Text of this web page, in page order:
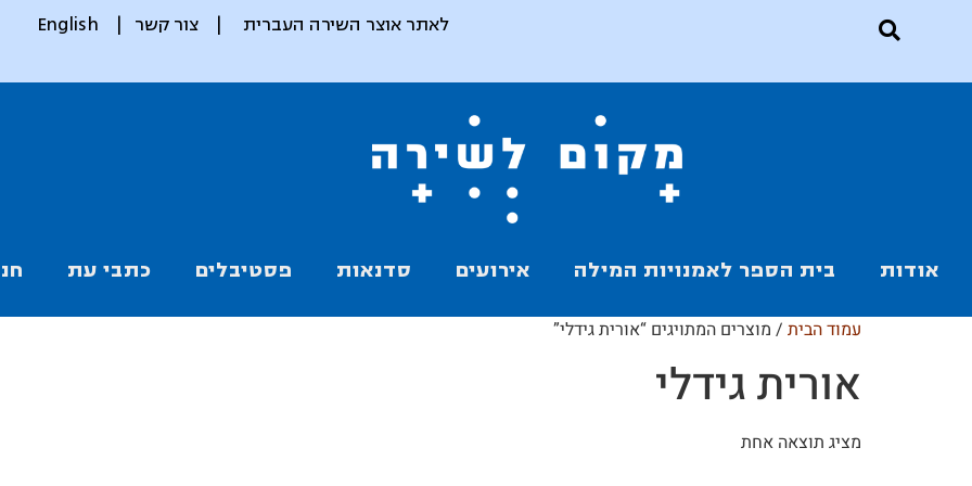
לאתר אוצר השירה העברית| צור קשר |
English
אודות בית הספר לאמנויות המילה אירועים סדנאות פסטיבלים כתבי עת
עמוד הבית / מוצרים המתויגים “אורית גידלי”
אורית גידלי
מציג תוצאה אחת